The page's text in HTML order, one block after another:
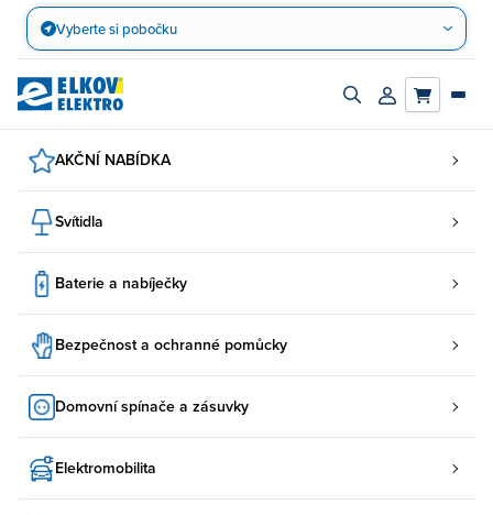
Přejít
obsah
Vyberte si pobočku
Zapnout/vypnout
Přihlásit/
AKČNÍ NABÍDKA
Svítidla
Baterie a nabíječky
Bezpečnost a ochranné pomůcky
Domovní spínače a zásuvky
Elektromobilita